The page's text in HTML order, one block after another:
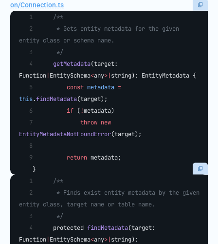
on/Connection.ts
    /**
     * Gets entity metadata for the given
entity class or schema name.
     */
    getMetadata
(target:
Function|EntitySchema<any>|string): EntityMetadata {
        const
metadata =
this.findMetadata(target);
        if
(!metadata)
            throw
new
EntityMetadataNotFoundError(target);
        return
metadata;
    }
    /**
     * Finds exist entity metadata by the given
entity class, target name or table name.
     */
    protected
findMetadata(target:
Function|EntitySchema<any>|string):